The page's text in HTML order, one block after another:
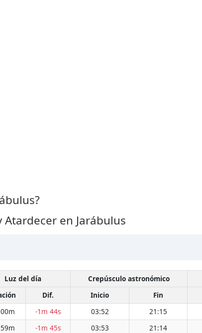
en Jarábulus
Luz del día Crepúsculo astronómico
Dif. Inicio Fin
-1m 44s 03:52 21:15
-1m 45s 03:53 21:14